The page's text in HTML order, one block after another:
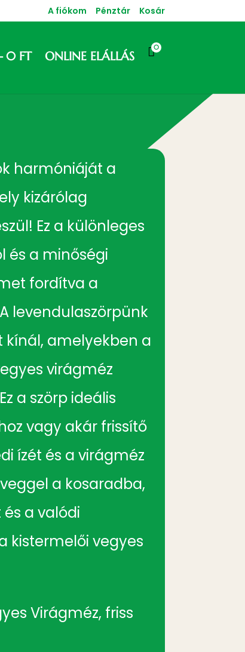
A fiókom Pénztár Kosár
0 FT ONLINE ELÁLLÁS 0
harmóniáját a
kizárólag
Ez a különleges
és a minőségi
fordítva a
levendulaszörpünk
kínál, amelyekben a
virágméz
a szörp ideális
vagy akár frissítő
ízét és a virágméz
a kosaradba,
a valódi
kistermelői vegyes
Virágméz, friss